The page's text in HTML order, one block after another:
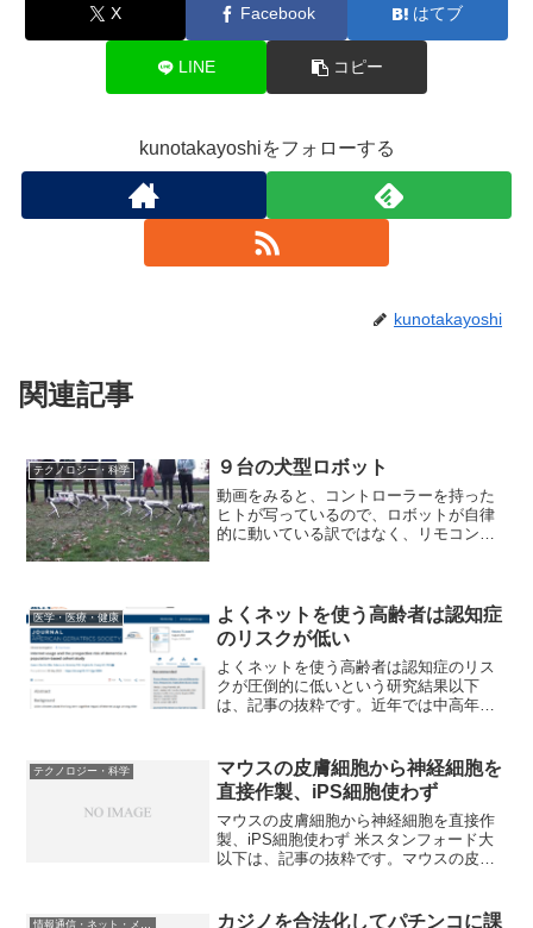
X Facebook はてブ
LINE コピー
kunotakayoshiをフォローする
kunotakayoshi
関連記事
テクノロジー・科学 ９台の犬型ロボット
動画をみると、コントローラーを持った
ヒトが写っているので、ロボットが自律
的に動いている訳ではなく、リモコンカ
戦争に使われないことを願...
医学・医療・健康
よくネットを使う高齢者は認知症
のリスクが低い
よくネットを使う高齢者は認知症のリス
クが圧倒的に低いという研究結果以下
は、記事の抜粋です。近年では中高年で
追跡した研究では、「インターネットを
使う高齢者は認知症のリスク...
テクノロジー・科学
マウスの皮膚細胞から神経細胞を
直接作製、iPS細胞使わず
マウスの皮膚細胞から神経細胞を直接作
製、iPS細胞使わず 米スタンフォード大
以下は、記事の抜粋です。マウスの皮膚
が成功した。再生医療などに新たな道が
情報通信・ネット・メディア カジノを合法化してパチンコに課